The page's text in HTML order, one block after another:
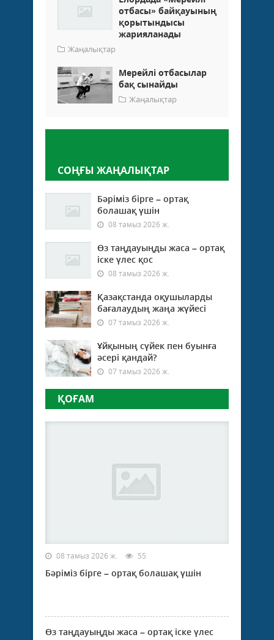
отбасы» байқауының
қорытындысы
жарияланады
Жаңалықтар
Мерейлі отбасылар
бақ сынайды
Жаңалықтар
СОҢҒЫ ЖАҢАЛЫҚТАР
Бәріміз бірге – ортақ
болашақ үшін
08 тамыз 2026 ж.
Өз таңдауыңды жаса – ортақ
іске үлес қос
08 тамыз 2026 ж.
Қазақстанда оқушыларды
бағалаудың жаңа жүйесі
07 тамыз 2026 ж.
Ұйқының сүйек пен буынға
әсері қандай?
07 тамыз 2026 ж.
ҚОҒАМ
08 тамыз 2026 ж. 55
Бәріміз бірге – ортақ болашақ үшін
Өз таңдауыңды жаса – ортақ іске үлес